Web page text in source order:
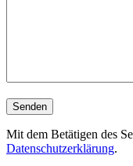
Mit dem Betätigen des
Datenschutzerklärung.